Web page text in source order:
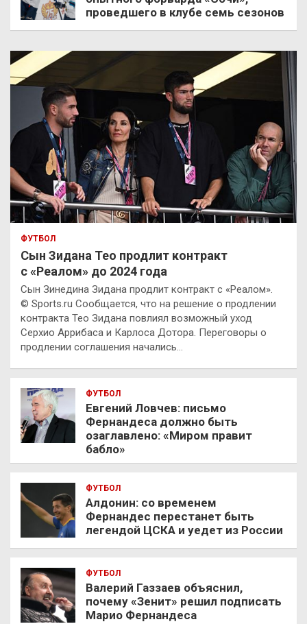
проведшего в клубе семь сезонов
ФУТБОЛ
Сын Зидана Тео продлит контракт
с «Реалом» до 2024 года
Сын Зинедина Зидана продлит контракт с «Реалом».
© Sports.ru Сообщается, что на решение о продлении
контракта Тео Зидана повлиял возможный уход
Серхио Аррибаса и Карлоса Дотора. Переговоры о
продлении соглашения начались…
ФУТБОЛ
Евгений Ловчев: письмо
Фернандеса должно быть
озаглавлено: «Миром правит
бабло»
ФУТБОЛ
Алдонин: со временем
Фернандес перестанет быть
легендой ЦСКА и уедет из России
ФУТБОЛ
Валерий Газзаев объяснил,
почему «Зенит» решил подписать
Марио Фернандеса